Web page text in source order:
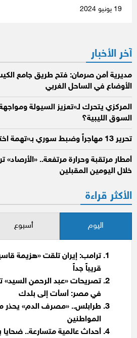
آخر الأخبار
مديرية أمن صرمان: فتح طريق جامع الكيب
الأوضاع في الساحل الغربي
المركزي يتحرك لـ«تعزيز السيولة
السوق الليبية؟
تحرير 13 مهاجراً وضبط سوري بـ«تهمة اختطافهم» في طرابلس
أمطار مرتقبة وحرارة مرتفعة..
خلال اليومين المقبلين
الأكثر قراءة
اليوم أسبوع
ترامب: إيران تلقت «هزيمة
قريباً جداً
تصريحات «عبد الرحمن
في مصر: أسأت إلى بلدك
طرابلس.. «مصرف الدم» يحذر
المواطنين
أحداث عالمية متسارعة.. ضحايا